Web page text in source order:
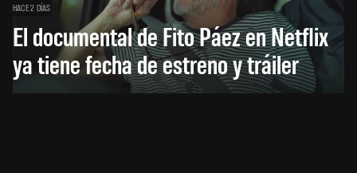
HACE 2 DÍAS
El documental de Fito Páez en Netflix
ya tiene fecha de estreno y tráiler